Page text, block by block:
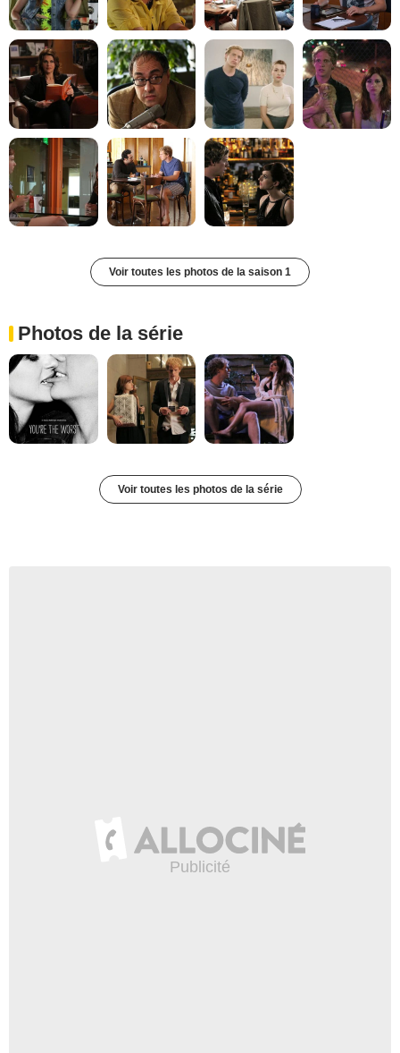
Voir toutes les photos de la saison 1
Photos de la série
Voir toutes les photos de la série